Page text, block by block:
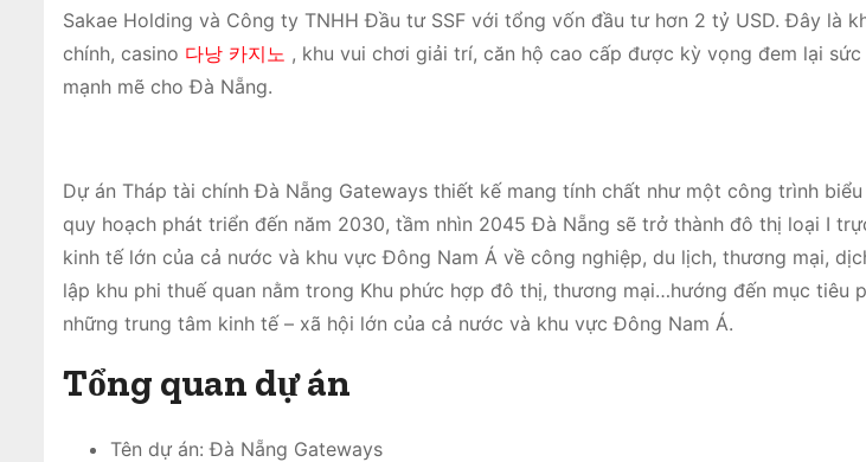
Sakae Holding và Công ty TNHH Đầu tư SSF với tổng vốn đầu tư hơn 2 tỷ USD. Đây là
chính, casino 다낭 카지노 , khu vui chơi giải trí, căn hộ cao cấp được kỳ vọng đem lại
mạnh mẽ cho Đà Nẵng.
Dự án Tháp tài chính Đà Nẵng Gateways thiết kế mang tính chất như một công trình
quy hoạch phát triển đến năm 2030, tầm nhìn 2045 Đà Nẵng sẽ trở thành đô thị loại I
kinh tế lớn của cả nước và khu vực Đông Nam Á về công nghiệp, du lịch, thương mại,
lập khu phi thuế quan nằm trong Khu phức hợp đô thị, thương mại…hướng đến mục tiêu
những trung tâm kinh tế – xã hội lớn của cả nước và khu vực Đông Nam Á.
Tổng quan dự án
Tên dự án: Đà Nẵng Gateways